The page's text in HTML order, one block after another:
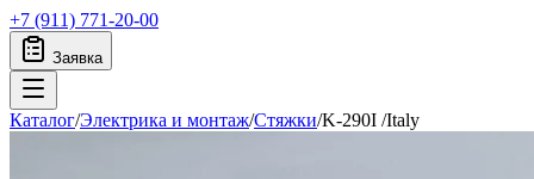
+7 (911) 771-20-00
Заявка
Каталог/Электрика и монтаж/Стяжки/K-290I /Italy